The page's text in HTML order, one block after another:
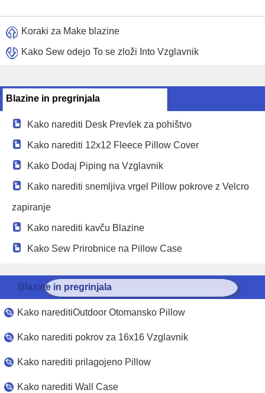
Koraki za Make blazine
Kako Sew odejo To se zloži Into Vzglavnik
Blazine in pregrinjala
Kako narediti Desk Prevlek za pohištvo
Kako narediti 12x12 Fleece Pillow Cover
Kako Dodaj Piping na Vzglavnik
Kako narediti snemljiva vrgel Pillow pokrove z Velcro
zapiranje
Kako narediti kavču Blazine
Kako Sew Prirobnice na Pillow Case
Blazine in pregrinjala
Kako nareditiOutdoor Otomansko Pillow
Kako narediti pokrov za 16x16 Vzglavnik
Kako narediti prilagojeno Pillow
Kako narediti Wall Case